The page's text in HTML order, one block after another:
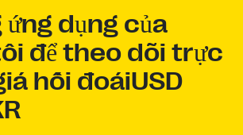
ứng dụng của
để theo dõi trực
hối đoáiUSD